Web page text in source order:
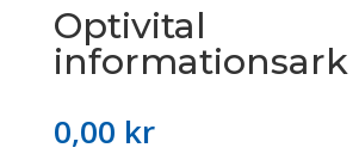
Optivital
informationsark
0,00 kr